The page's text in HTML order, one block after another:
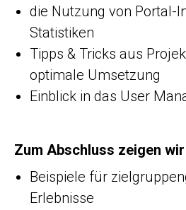
die Nutzung von Portal-
Statistiken
Tipps & Tricks aus
optimale Umsetzung
Einblick in das User
Zum Abschluss zeigen
Beispiele für
Erlebnisse